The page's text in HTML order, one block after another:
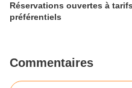
Réservations ouvertes à tarifs
préférentiels
Commentaires